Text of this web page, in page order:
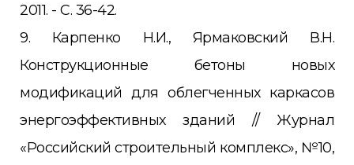
2011. - С. 36-42.
9. Карпенко Н.И., Ярмаковский В.Н.
Конструкционные бетоны новых
модификаций для облегченных каркасов
энергоэффективных зданий // Журнал
«Российский строительный комплекс», №10,